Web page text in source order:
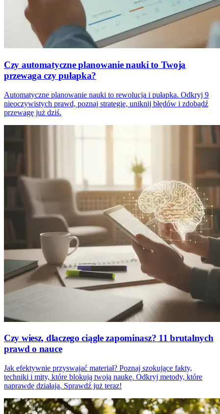
Czy automatyczne planowanie nauki to Twoja
przewaga czy pułapka?
Automatyczne planowanie nauki to rewolucja i pułapka. Odkryj 9
nieoczywistych prawd, poznaj strategie, uniknij błędów i zdobądź
przewagę już dziś.
Czy wiesz, dlaczego ciągle zapominasz? 11 brutalnych
prawd o nauce
Jak efektywnie przyswajać materiał? Poznaj szokujące fakty,
techniki i mity, które blokują twoją naukę. Odkryj metody, które
naprawdę działają. Sprawdź już teraz!